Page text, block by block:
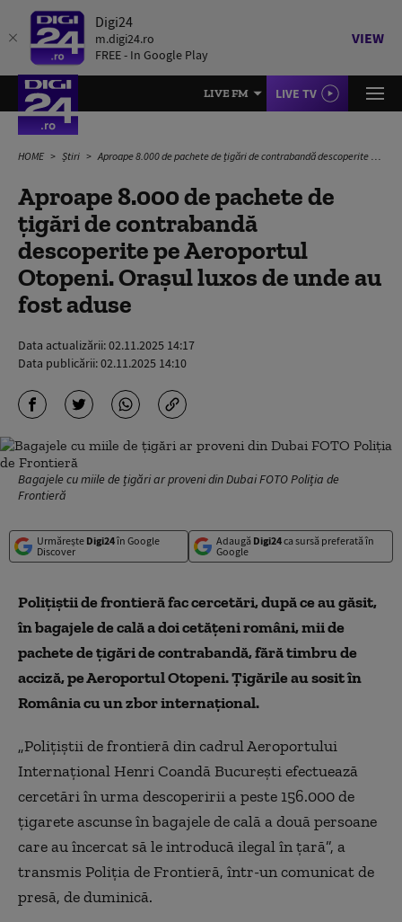
Digi24
m.digi24.ro
FREE - In Google Play
VIEW
LIVE FM LIVE TV
HOME Știri Aproape 8.000 de pachete de țigări de contrabandă descoperite pe Aeroportul Otopeni. Orașul luxos de unde au fost aduse
Aproape 8.000 de pachete de
țigări de contrabandă
descoperite pe Aeroportul
Otopeni. Orașul luxos de unde au
fost aduse
Data actualizării:02.11.2025 14:17
Data publicării:02.11.2025 14:10
Bagajele cu miile de țigări ar proveni din Dubai FOTO Poliția de
Frontieră
Urmărește Digi24în Google
Discover
Adaugă Digi24ca sursă preferată în
Google
Poliţiştii de frontieră fac cercetări, după ce au găsit,
în bagajele de cală a doi cetăţeni români, mii de
pachete de ţigări de contrabandă, fără timbru de
acciză, pe Aeroportul Otopeni. Ţigările au sosit în
România cu un zbor internațional.
„Poliţiştii de frontieră din cadrul Aeroportului
Internaţional Henri Coandă Bucureşti efectuează
cercetări în urma descoperirii a peste 156.000 de
ţigarete ascunse în bagajele de cală a două persoane
care au încercat să le introducă ilegal în ţară”, a
transmis Poliţia de Frontieră, într-un comunicat de
presă, de duminică.